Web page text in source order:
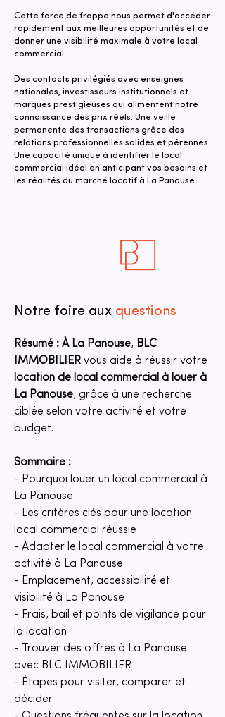
Cette force de frappe nous permet d'accéder
rapidement aux meilleures opportunités et de
donner une visibilité maximale à votre local
commercial.
Des contacts privilégiés avec enseignes
nationales, investisseurs institutionnels et
marques prestigieuses qui alimentent notre
connaissance des prix réels. Une veille
permanente des transactions grâce des
relations professionnelles solides et pérennes.
Une capacité unique à identifier le local
commercial idéal en anticipant vos besoins et
les réalités du marché locatif à La Panouse.
Notre foire aux questions
Résumé : À La Panouse, BLC
IMMOBILIER vous aide à réussir votre
location de local commercial à louer à
La Panouse, grâce à une recherche
ciblée selon votre activité et votre
budget.
Sommaire :
- Pourquoi louer un local commercial à
La Panouse
- Les critères clés pour une location
local commercial réussie
- Adapter le local commercial à votre
activité à La Panouse
- Emplacement, accessibilité et
visibilité à La Panouse
- Frais, bail et points de vigilance pour
la location
- Trouver des offres à La Panouse
avec BLC IMMOBILIER
- Étapes pour visiter, comparer et
décider